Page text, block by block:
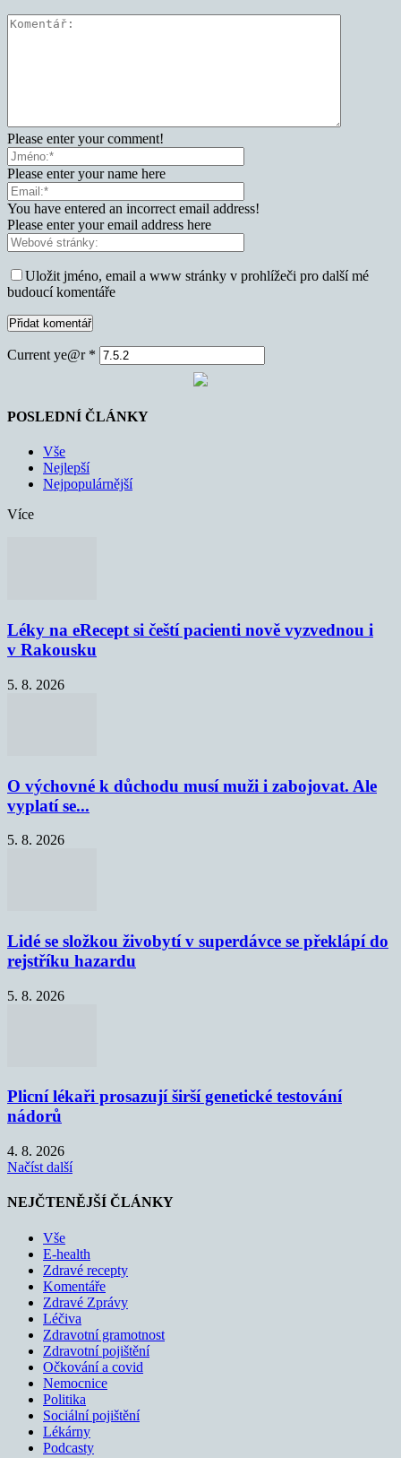
Please enter your comment!
Please enter your name here
You have entered an incorrect email address!
Please enter your email address here
Uložit jméno, email a www stránky v prohlížeči pro další mé
budoucí komentáře
Current ye@r *
POSLEDNÍ ČLÁNKY
Vše
Nejlepší
Nejpopulárnější
Více
Léky na eRecept si čeští pacienti nově vyzvednou i
v Rakousku
5. 8. 2026
O výchovné k důchodu musí muži i zabojovat. Ale
vyplatí se...
5. 8. 2026
Lidé se složkou živobytí v superdávce se překlápí do
rejstříku hazardu
5. 8. 2026
Plicní lékaři prosazují širší genetické testování
nádorů
4. 8. 2026
Načíst další
NEJČTENĚJŠÍ ČLÁNKY
Vše
E-health
Zdravé recepty
Komentáře
Zdravé Zprávy
Léčiva
Zdravotní gramotnost
Zdravotní pojištění
Očkování a covid
Nemocnice
Politika
Sociální pojištění
Lékárny
Podcasty